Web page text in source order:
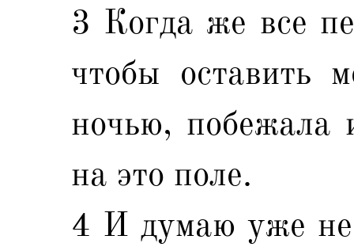
3 Когда же все
чтобы оставить
ночью,
на это поле.
4 И думаю уже не